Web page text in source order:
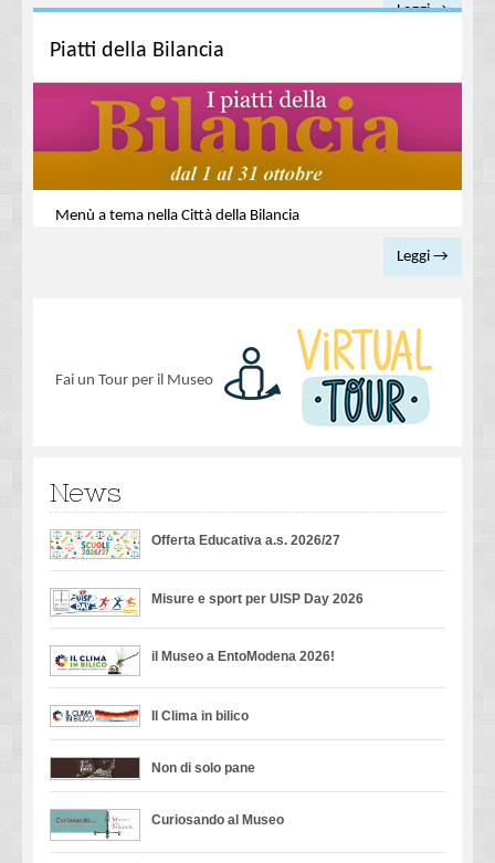
Leggi →
Piatti della Bilancia
Menù a tema nella Città della Bilancia
Leggi →
Fai un Tour per il Museo
News
Offerta Educativa a.s. 2026/27
Misure e sport per UISP Day 2026
il Museo a EntoModena 2026!
Il Clima in bilico
Non di solo pane
Curiosando al Museo